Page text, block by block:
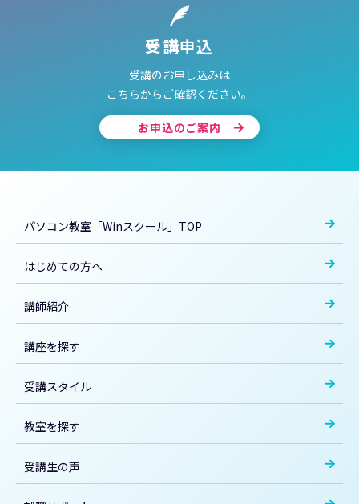
受講申込
受講のお申し込みは
こちらからご確認ください。
お申込のご案内
パソコン教室「Winスクール」TOP
はじめての方へ
講師紹介
講座を探す
受講スタイル
教室を探す
受講生の声